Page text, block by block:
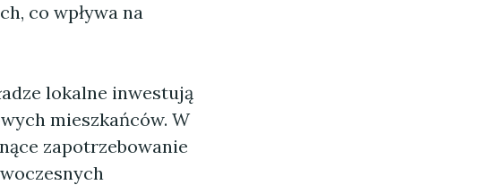
co wpływa na
lokalne inwestują
mieszkańców. W
zapotrzebowanie